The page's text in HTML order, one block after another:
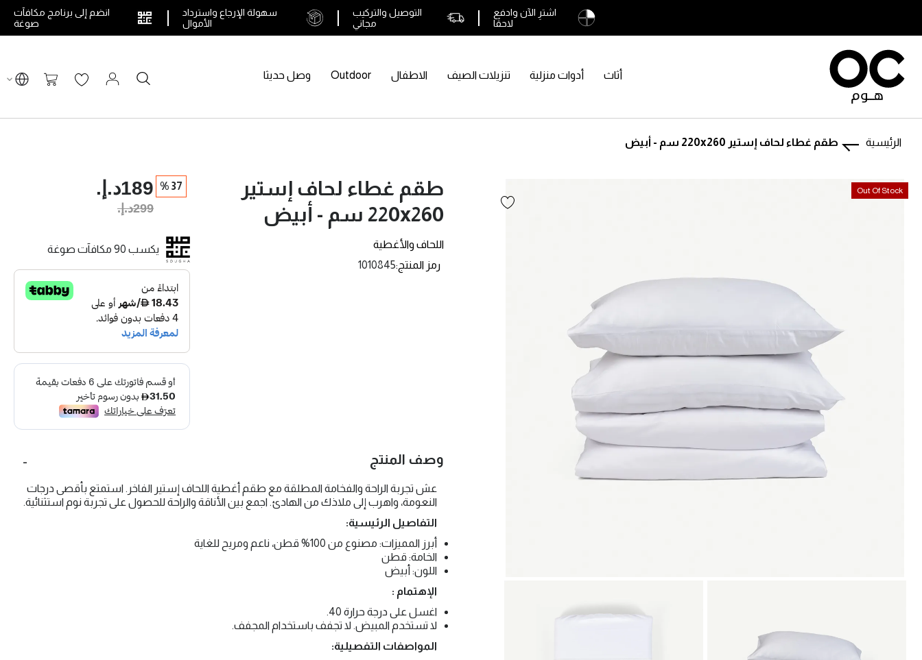
اشترِ الآن وادفع
لاحقًا
التوصيل والتركيب
مجاني
سهولة الإرجاع واسترداد
الأموال
انضم إلى برنامج مكافآت
صوغة
سلة التسوق بحث أثاث أدوات منزلية تنزيلات الصيف الاطفال Outdoor وصل حديثا
الرئيسية طقم غطاء لحاف إستير 220x260 سم - أبيض
طقم غطاء لحاف إستير
220x260 سم - أبيض
اللحاف والأغطية
رمز المنتج 1010845
37 % 189د.إ.‏
299د.إ.‏
يكسب 90 مكافآت صوغة
وصف المنتج
عش تجربة الراحة والفخامة المطلقة مع طقم أغطية اللحاف إستير الفاخر. استمتع بأقصى درجات
النعومة، واهرب إلى ملاذك من الهادئ. اجمع بين الأناقة والراحة للحصول على تجربة نوم استثنائية.
التفاصيل الرئيسية:
أبرز المميزات: مصنوع من 100% قطن، ناعم ومريح للغاية
الخامة: قطن
اللون: أبيض
الإهتمام :
اغسل على درجة حرارة 40.
لا تستخدم المبيض. لا تجفف باستخدام المجفف.
المواصفات التفصيلية:
تخطى
إلى
تخطى
إلى
Out Of Stock